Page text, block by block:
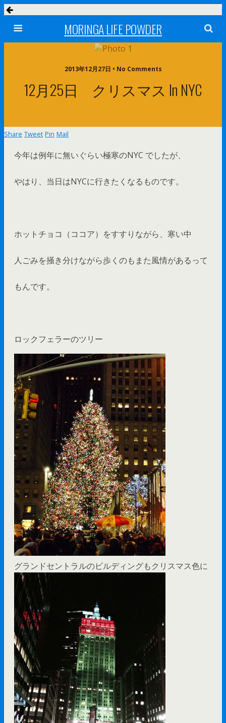
MORINGA LIFE POWDER
2013年12月27日 • No Comments
12月25日 クリスマス In NYC
Share Tweet Pin Mail
今年は例年に無いぐらい極寒のNYC でしたが、
やはり、当日はNYCに行きたくなるものです。
ホットチョコ（ココア）をすすりながら、寒い中
人ごみを掻き分けながら歩くのもまた風情があるって
もんです。
ロックフェラーのツリー
グランドセントラルのビルディングもクリスマス色に